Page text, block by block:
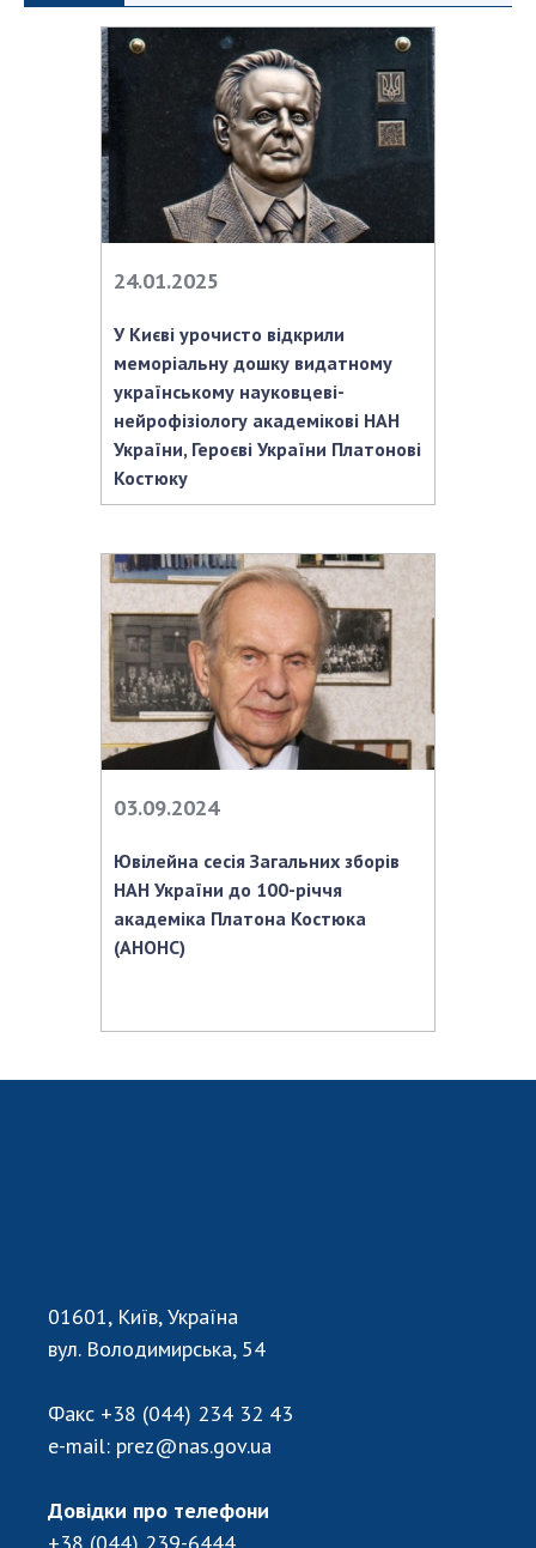
Робота з молоддю
МІЖНАРОДНЕ СПІВРОБІТНИЦТВО
Членство в міжнародних організаціях
Міжнародні угоди
Міжнародні програми та конкурси
ДОКУМЕНТИ
Нормативні акти НАН України
Державний бюджет НАН України
Вибори до складу НАН України
Бланки документів
НОВИНИ
НАУКОВІ ВИДАННЯ
МЕДІА ПРО НАС
АКАДЕМІЯ КОМЕНТУЄ
КОНТАКТИ
24.01.2025
У Києві урочисто відкрили
меморіальну дошку видатному
українському науковцеві-
нейрофізіологу академікові НАН
України, Героєві України Платонові
Костюку
03.09.2024
Ювілейна сесія Загальних зборів
НАН України до 100-річчя
академіка Платона Костюка
(АНОНС)
01601, Київ, Україна
вул. Володимирська, 54
Факс +38 (044) 234 32 43
e-mail: prez@nas.gov.ua
Довідки про телефони